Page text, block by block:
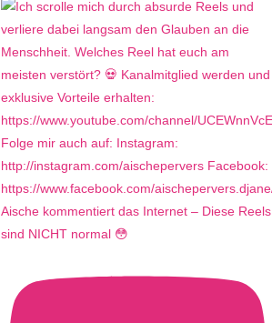
Aische kommentiert das Internet – Diese Reels
sind NICHT normal 😳